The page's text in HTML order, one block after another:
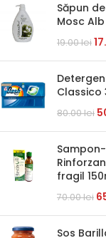
Săpun de
Mosc
19.00lei
Classico
80.00lei
fragil
70.00lei
Sos